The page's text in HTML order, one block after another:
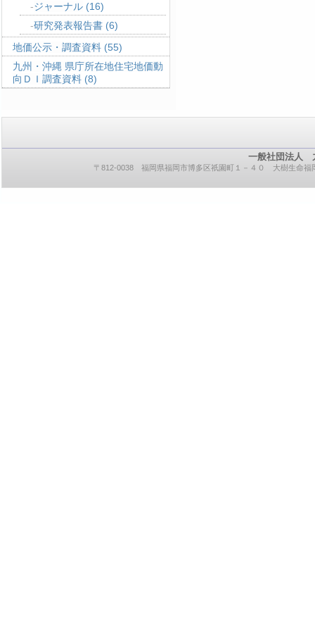
ジャーナル (16)
研究発表報告書 (6)
地価公示・調査資料 (55)
九州・沖縄 県庁所在地住宅地価動
向ＤＩ調査資料 (8)
一般社団法人
〒812-0038 福岡県福岡市博多区祇園町１－４０ 大樹生命